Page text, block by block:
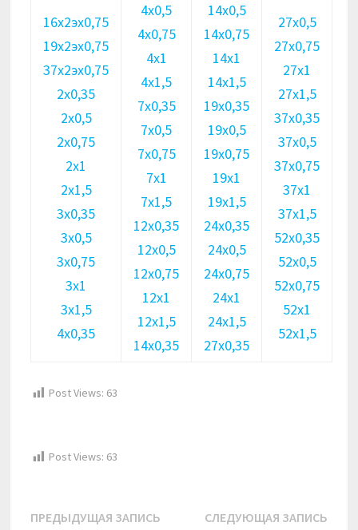
16х2эх0,75
19х2эх0,75
37х2эх0,75
2х0,35
2х0,5
2х0,75
2х1
2х1,5
3х0,35
3х0,5
3х0,75
3х1
3х1,5
4х0,35
4х0,5
4х0,75
4х1
4х1,5
7х0,35
7х0,5
7х0,75
7х1
7х1,5
12х0,35
12х0,5
12х0,75
12х1
12х1,5
14х0,35
14х0,5
14х0,75
14х1
14х1,5
19х0,35
19х0,5
19х0,75
19х1
19х1,5
24х0,35
24х0,5
24х0,75
24х1
24х1,5
27х0,35
27х0,5
27х0,75
27х1
27х1,5
37х0,35
37х0,5
37х0,75
37х1
37х1,5
52х0,35
52х0,5
52х0,75
52х1
52х1,5
Post Views: 63
Post Views: 63
Навигация
ПРЕДЫДУЩАЯ ЗАПИСЬ ПредыдущаяСЛЕДУЮЩАЯ ЗАПИСЬ